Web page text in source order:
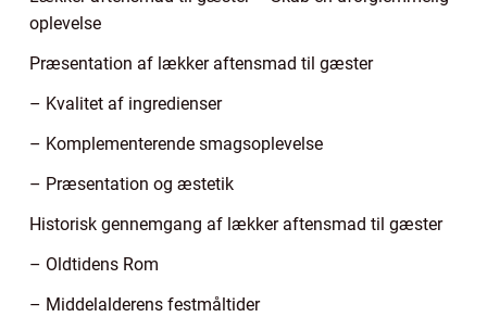
oplevelse
Præsentation af lækker aftensmad til gæster
– Kvalitet af ingredienser
– Komplementerende smagsoplevelse
– Præsentation og æstetik
Historisk gennemgang af lækker aftensmad til gæster
– Oldtidens Rom
– Middelalderens festmåltider